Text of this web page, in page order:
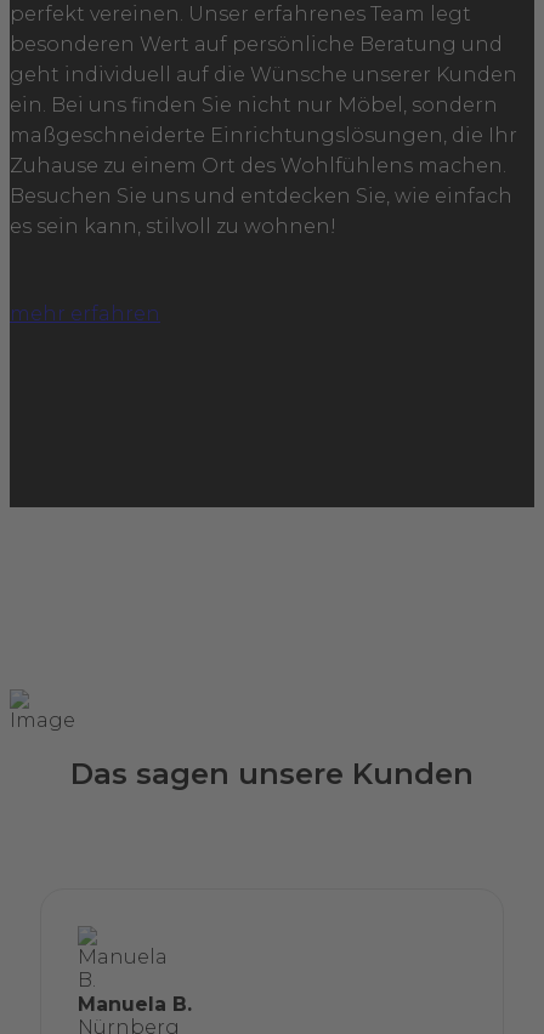
perfekt vereinen. Unser erfahrenes Team legt
besonderen Wert auf persönliche Beratung und
geht individuell auf die Wünsche unserer Kunden
ein. Bei uns finden Sie nicht nur Möbel, sondern
maßgeschneiderte Einrichtungslösungen, die Ihr
Zuhause zu einem Ort des Wohlfühlens machen.
Besuchen Sie uns und entdecken Sie, wie einfach
es sein kann, stilvoll zu wohnen!
mehr erfahren
Das sagen unsere Kunden
Manuela B.
Nürnberg